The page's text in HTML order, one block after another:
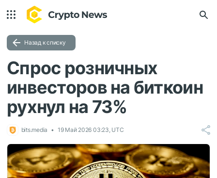
Назад к списку
Спрос розничных
инвесторов на биткоин
рухнул на 73%
bits.media 19 Май 2026 03:23, UTC